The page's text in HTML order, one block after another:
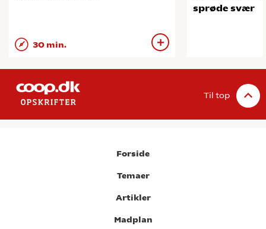
30 min.
sprøde svær
Til top
Forside
Temaer
Artikler
Madplan